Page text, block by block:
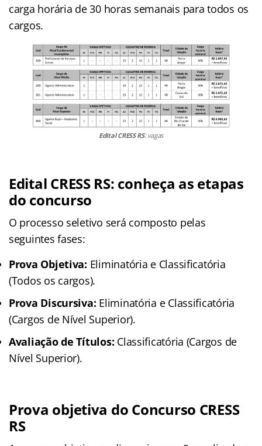
carga horária de 30 horas semanais para todos os
cargos.
Edital CRESS RS: vagas
Edital CRESS RS: conheça as etapas
do concurso
O processo seletivo será composto pelas
seguintes fases:
Prova Objetiva: Eliminatória e Classificatória
(Todos os cargos).
Prova Discursiva: Eliminatória e Classificatória
(Cargos de Nível Superior).
Avaliação de Títulos: Classificatória (Cargos de
Nível Superior).
Prova objetiva do Concurso CRESS
RS